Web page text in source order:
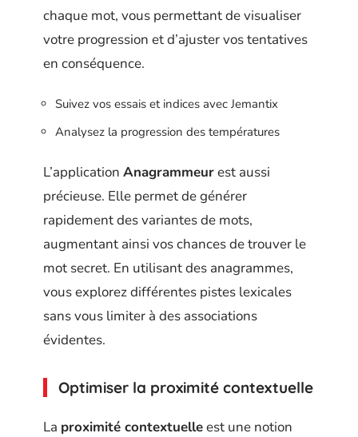
chaque mot, vous permettant de visualiser
votre progression et d’ajuster vos tentatives
en conséquence.
Suivez vos essais et indices avec Jemantix
Analysez la progression des températures
L’application Anagrammeurest aussi
précieuse. Elle permet de générer
rapidement des variantes de mots,
augmentant ainsi vos chances de trouver le
mot secret. En utilisant des anagrammes,
vous explorez différentes pistes lexicales
sans vous limiter à des associations
évidentes.
Optimiser la proximité contextuelle
La proximité contextuelleest une notion